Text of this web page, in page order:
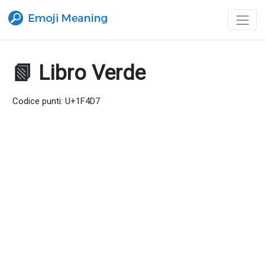
📗 Libro Verde
Codice punti: U+1F4D7